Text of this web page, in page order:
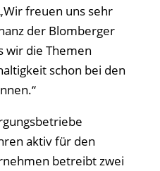
freuen uns sehr
der Blomberger
wir die Themen
schon bei den
aktiv für den
betreibt zwei